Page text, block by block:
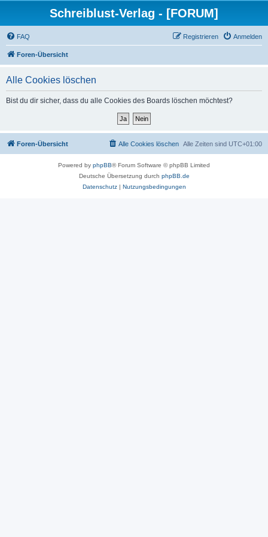
Schreiblust-Verlag - [FORUM]
FAQ Anmelden
Registrieren
Foren-Übersicht
Alle Cookies löschen
Bist du dir sicher, dass du alle Cookies des Boards löschen möchtest?
Foren-Übersicht Alle Zeiten sind UTC+01:00
Alle Cookies löschen
Powered by phpBB® Forum Software © phpBB Limited
Deutsche Übersetzung durch phpBB.de
Datenschutz| Nutzungsbedingungen